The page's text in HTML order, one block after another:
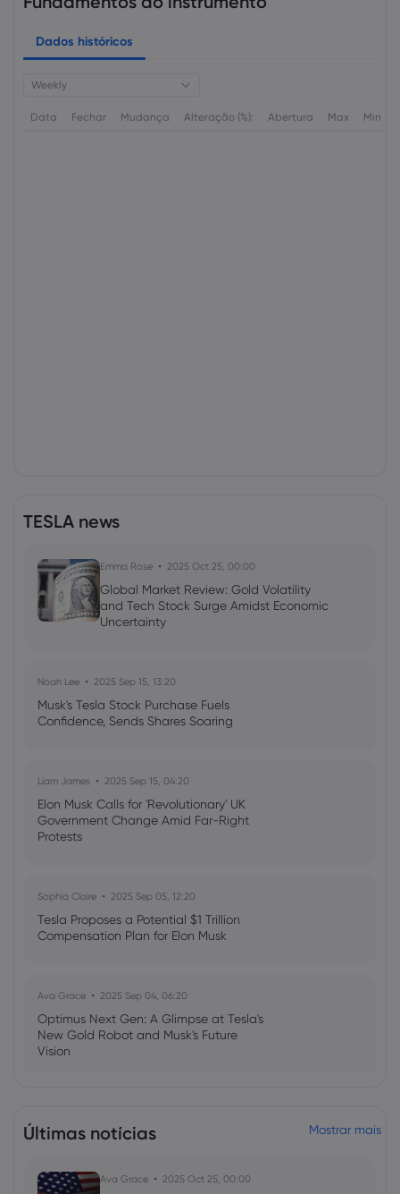
Dados históricos
Weekly
Data Fechar Mudança Alteração (%): Abertura Max Min
TESLA news
Emma Rose 2025 Oct 25, 00:00
Global Market Review: Gold Volatility
and Tech Stock Surge Amidst Economic
Uncertainty
Noah Lee 2025 Sep 15, 13:20
Musk's Tesla Stock Purchase Fuels
Confidence, Sends Shares Soaring
Liam James 2025 Sep 15, 04:20
Elon Musk Calls for 'Revolutionary' UK
Government Change Amid Far-Right
Protests
Sophia Claire 2025 Sep 05, 12:20
Tesla Proposes a Potential $1 Trillion
Compensation Plan for Elon Musk
Ava Grace 2025 Sep 04, 06:20
Optimus Next Gen: A Glimpse at Tesla's
New Gold Robot and Musk's Future
Vision
US Economy on Stagflation Watch:
Últimas notícias Mostrar mais
Ava Grace 2025 Oct 25, 00:00